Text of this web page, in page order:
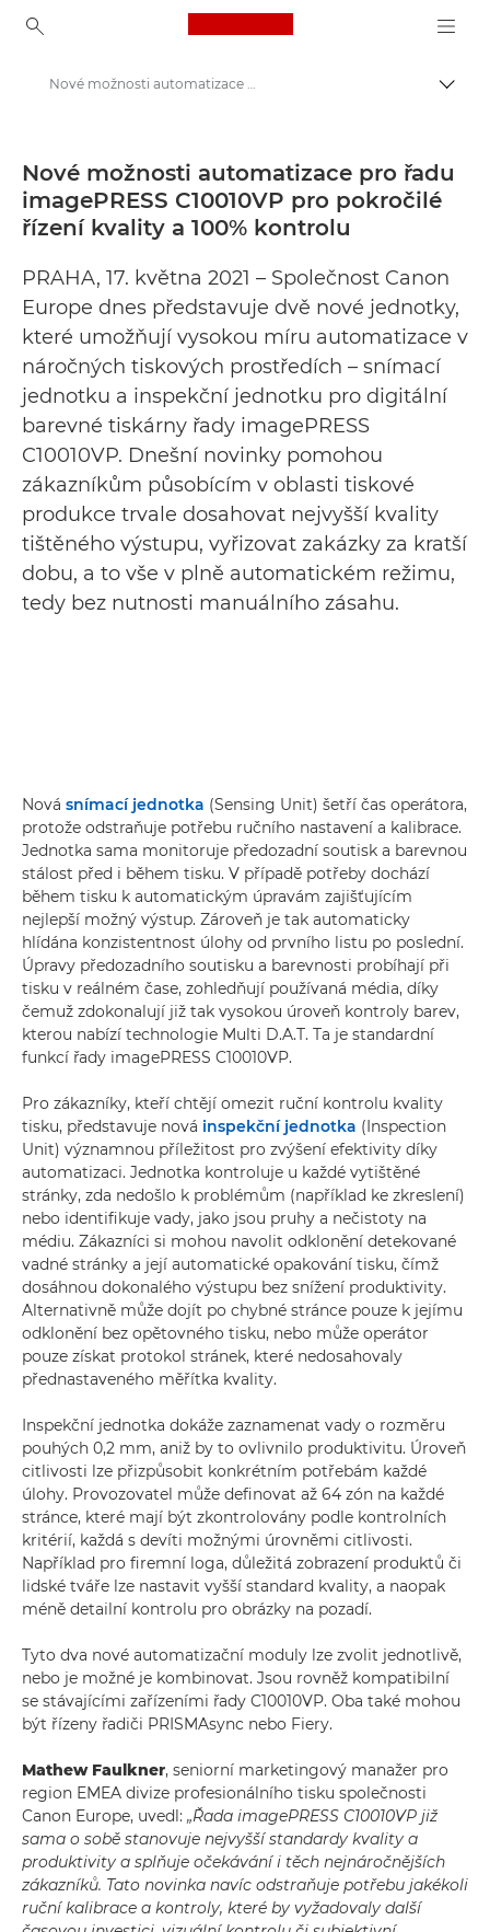
Canon Logo, back to
Tiskové centrum
Tiskové zprávy – tiskové centrum Canon
Nové možnosti automatizace pro řadu imagePRESS C10010VP pro pokročilé řízení kvality a 100% kontrolu - Tiskové centrum Canon
Nové možnosti automatizace pro řadu
imagePRESS C10010VP pro pokročilé
řízení kvality a 100% kontrolu
PRAHA, 17. května 2021 – Společnost Canon
Europe dnes představuje dvě nové jednotky,
které umožňují vysokou míru automatizace v
náročných tiskových prostředích – snímací
jednotku a inspekční jednotku pro digitální
barevné tiskárny řady imagePRESS
C10010VP. Dnešní novinky pomohou
zákazníkům působícím v oblasti tiskové
produkce trvale dosahovat nejvyšší kvality
tištěného výstupu, vyřizovat zakázky za kratší
dobu, a to vše v plně automatickém režimu,
tedy bez nutnosti manuálního zásahu.
Nová snímací jednotka (Sensing Unit) šetří čas operátora,
protože odstraňuje potřebu ručního nastavení a kalibrace.
Jednotka sama monitoruje předozadní soutisk a barevnou
stálost před i během tisku. V případě potřeby dochází
během tisku k automatickým úpravám zajišťujícím
nejlepší možný výstup. Zároveň je tak automaticky
hlídána konzistentnost úlohy od prvního listu po poslední.
Úpravy předozadního soutisku a barevnosti probíhají při
tisku v reálném čase, zohledňují používaná média, díky
čemuž zdokonalují již tak vysokou úroveň kontroly barev,
kterou nabízí technologie Multi D.A.T. Ta je standardní
funkcí řady imagePRESS C10010VP.
Pro zákazníky, kteří chtějí omezit ruční kontrolu kvality
tisku, představuje nová inspekční jednotka (Inspection
Unit) významnou příležitost pro zvýšení efektivity díky
automatizaci. Jednotka kontroluje u každé vytištěné
stránky, zda nedošlo k problémům (například ke zkreslení)
nebo identifikuje vady, jako jsou pruhy a nečistoty na
médiu. Zákazníci si mohou navolit odklonění detekované
vadné stránky a její automatické opakování tisku, čímž
dosáhnou dokonalého výstupu bez snížení produktivity.
Alternativně může dojít po chybné stránce pouze k jejímu
odklonění bez opětovného tisku, nebo může operátor
pouze získat protokol stránek, které nedosahovaly
přednastaveného měřítka kvality.
Inspekční jednotka dokáže zaznamenat vady o rozměru
pouhých 0,2 mm, aniž by to ovlivnilo produktivitu. Úroveň
citlivosti lze přizpůsobit konkrétním potřebám každé
úlohy. Provozovatel může definovat až 64 zón na každé
stránce, které mají být zkontrolovány podle kontrolních
kritérií, každá s devíti možnými úrovněmi citlivosti.
Například pro firemní loga, důležitá zobrazení produktů či
lidské tváře lze nastavit vyšší standard kvality, a naopak
méně detailní kontrolu pro obrázky na pozadí.
Tyto dva nové automatizační moduly lze zvolit jednotlivě,
nebo je možné je kombinovat. Jsou rovněž kompatibilní
se stávajícími zařízeními řady C10010VP. Oba také mohou
být řízeny řadiči PRISMAsync nebo Fiery.
Mathew Faulkner, seniorní marketingový manažer pro
region EMEA divize profesionálního tisku společnosti
Canon Europe, uvedl: „Řada imagePRESS C10010VP již
sama o sobě stanovuje nejvyšší standardy kvality a
produktivity a splňuje očekávání i těch nejnáročnějších
zákazníků. Tato novinka navíc odstraňuje potřebu jakékoli
ruční kalibrace a kontroly, které by vyžadovaly další